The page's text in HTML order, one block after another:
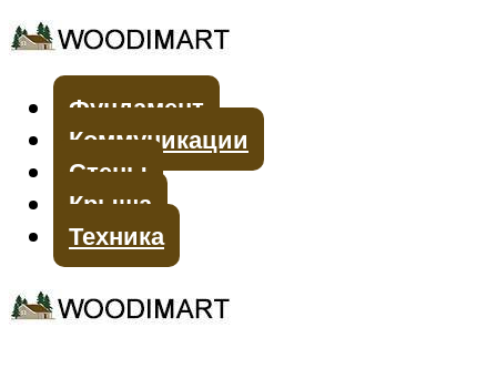
Фундамент
Коммуникации
Стены
Крыша
Техника
Меню